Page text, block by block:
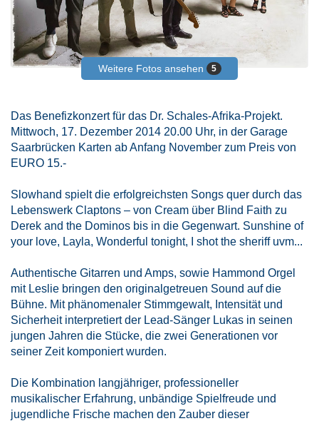
Weitere Fotos ansehen 5
Das Benefizkonzert für das Dr. Schales-Afrika-Projekt.
Mittwoch, 17. Dezember 2014 20.00 Uhr, in der Garage
Saarbrücken Karten ab Anfang November zum Preis von
EURO 15.-
Slowhand spielt die erfolgreichsten Songs quer durch das
Lebenswerk Claptons – von Cream über Blind Faith zu
Derek and the Dominos bis in die Gegenwart. Sunshine of
your love, Layla, Wonderful tonight, I shot the sheriff uvm...
Authentische Gitarren und Amps, sowie Hammond Orgel
mit Leslie bringen den originalgetreuen Sound auf die
Bühne. Mit phänomenaler Stimmgewalt, Intensität und
Sicherheit interpretiert der Lead-Sänger Lukas in seinen
jungen Jahren die Stücke, die zwei Generationen vor
seiner Zeit komponiert wurden.
Die Kombination langjähriger, professioneller
musikalischer Erfahrung, unbändige Spielfreude und
jugendliche Frische machen den Zauber dieser